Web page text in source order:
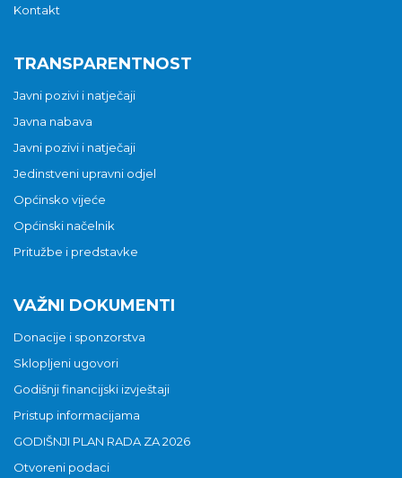
Kontakt
TRANSPARENTNOST
Javni pozivi i natječaji
Javna nabava
Javni pozivi i natječaji
Jedinstveni upravni odjel
Općinsko vijeće
Općinski načelnik
Pritužbe i predstavke
VAŽNI DOKUMENTI
Donacije i sponzorstva
Sklopljeni ugovori
Godišnji financijski izvještaji
Pristup informacijama
GODIŠNJI PLAN RADA ZA 2026
Otvoreni podaci